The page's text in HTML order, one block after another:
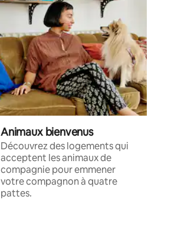
Animaux bienvenus
Découvrez des logements qui
acceptent les animaux de
compagnie pour emmener
votre compagnon à quatre
pattes.